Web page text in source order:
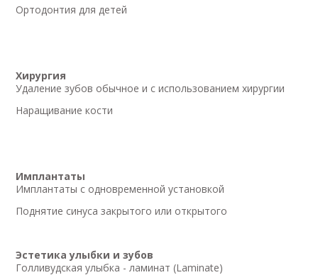
Ортодонтия для детей
Хирургия
Удаление зубов обычное и с использованием хирургии
Наращивание кости
Имплантаты
Имплантаты с одновременной установкой
Поднятие синуса закрытого или открытого
Эстетика улыбки и зубов
Голливудская улыбка - ламинат (Laminate)